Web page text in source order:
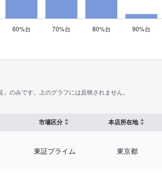
のみです。上のグラフには反映されません。
市場区分 本店所在地
東証プライム 東京都